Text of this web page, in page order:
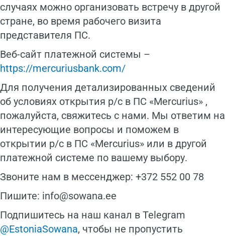
случаях можно организовать встречу в другой
стране, во время рабочего визита
представителя ПС.
Веб-сайт платежной системы –
https://mercuriusbank.com/
Для получения детализированных сведений
об условиях открытия р/с в ПС «Mercurius» ,
пожалуйста, свяжитесь с нами. Мы ответим на
интересующие вопросы и поможем в
открытии р/с в ПС «Mercurius» или в другой
платежной системе по вашему выбору.
Звоните нам в мессенджер: +372 552 00 78
Пишите: info@sowana.ee
Подпишитесь на наш канал в Telegram
@EstoniaSowana, чтобы не пропустить